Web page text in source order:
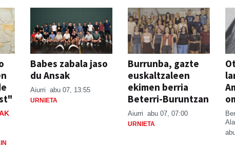
Babes zabala jaso
du Ansak
Aiurri abu 07, 13:55
URNIETA
Burrunba, gazte
euskaltzaleen
ekimen berria
Beterri-Buruntzan
Aiurri abu 07, 07:00
URNIETA